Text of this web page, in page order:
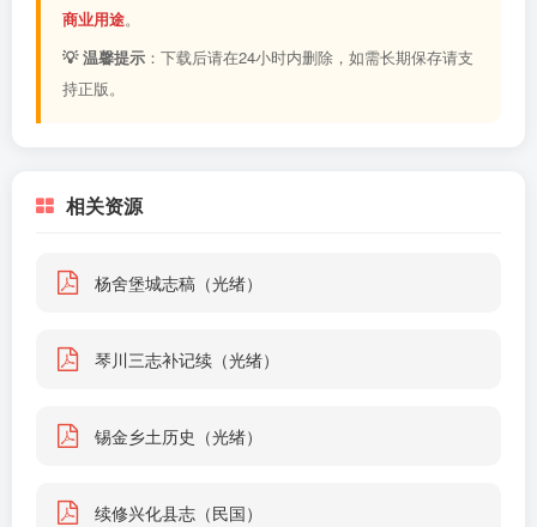
商业用途。
💡 温馨提示 ：下载后请在24小时内删除，如需长期保存请支
持正版。
相关资源
杨舍堡城志稿（光绪）
琴川三志补记续（光绪）
锡金乡土历史（光绪）
续修兴化县志（民国）